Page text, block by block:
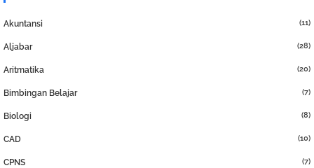
Akuntansi (11)
Aljabar (28)
Aritmatika (20)
Bimbingan Belajar (7)
Biologi (8)
CAD (10)
CPNS (7)